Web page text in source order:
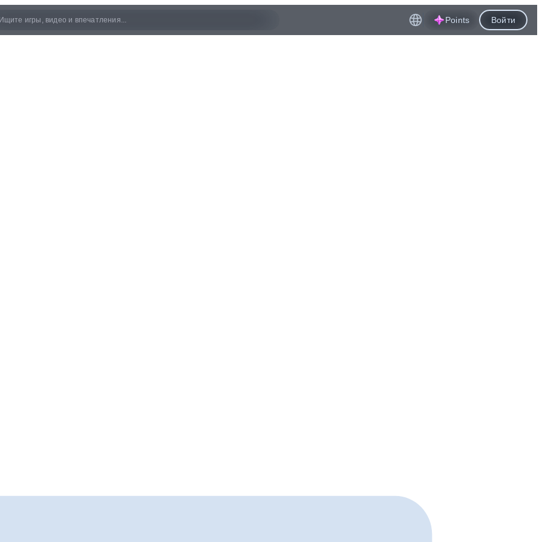
Points Войти